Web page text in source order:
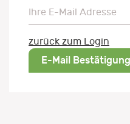
Ihre E-Mail Adresse
Ihre E-Mail Adresse
zurück zum Login
E-Mail